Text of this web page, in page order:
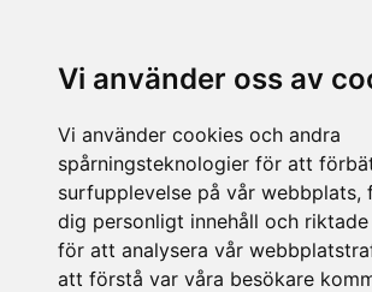
Vi använder oss av
Vi använder cookies och andra
spårningsteknologier för att
surfupplevelse på vår webbplats,
dig personligt innehåll och riktade
för att analysera vår
att förstå var våra besökare